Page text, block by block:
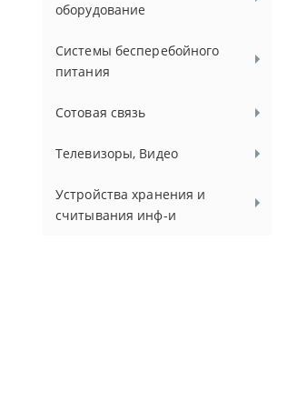
оборудование
Системы бесперебойного
питания
Сотовая связь
Телевизоры, Видео
Устройства хранения и
считывания инф-и